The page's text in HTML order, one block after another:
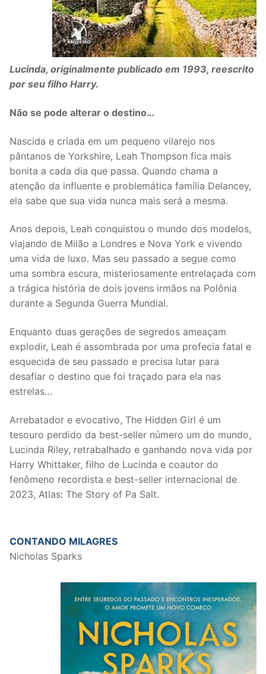
Lucinda, originalmente publicado em 1993, reescrito
por seu filho Harry.
Não se pode alterar o destino…
Nascida e criada em um pequeno vilarejo nos
pântanos de Yorkshire, Leah Thompson fica mais
bonita a cada dia que passa. Quando chama a
atenção da influente e problemática família Delancey,
ela sabe que sua vida nunca mais será a mesma.
Anos depois, Leah conquistou o mundo dos modelos,
viajando de Milão a Londres e Nova York e vivendo
uma vida de luxo. Mas seu passado a segue como
uma sombra escura, misteriosamente entrelaçada com
a trágica história de dois jovens irmãos na Polônia
durante a Segunda Guerra Mundial.
Enquanto duas gerações de segredos ameaçam
explodir, Leah é assombrada por uma profecia fatal e
esquecida de seu passado e precisa lutar para
desafiar o destino que foi traçado para ela nas
estrelas…
Arrebatador e evocativo, The Hidden Girl é um
tesouro perdido da best-seller número um do mundo,
Lucinda Riley, retrabalhado e ganhando nova vida por
Harry Whittaker, filho de Lucinda e coautor do
fenômeno recordista e best-seller internacional de
2023, Atlas: The Story of Pa Salt.
CONTANDO MILAGRES
Nicholas Sparks